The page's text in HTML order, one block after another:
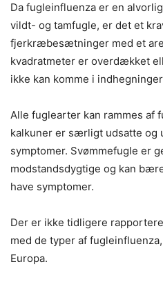
Da fugleinfluenza er en
vildt- og tamfugle, er det et
fjerkræbesætninger med et
kvadratmeter er overdækket
ikke kan komme i
Alle fuglearter kan rammes af
kalkuner er særligt udsatte og
symptomer. Svømmefugle er
modstandsdygtige og kan
have symptomer.
Der er ikke tidligere
med de typer af
Europa.